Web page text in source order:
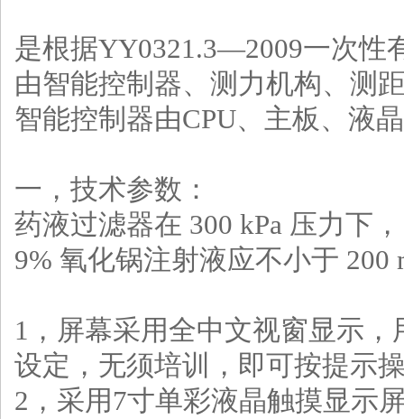
是根据YY0321.3—2009一次性
由智能控制器、测力机构、测
智能控制器由CPU、主板、液
一，技术参数：
药液过滤器在 300 kPa 压力下
9% 氧化锅注射液应不小于 200
1，屏幕采用全中文视窗显示
设定，无须培训，即可按提示
2，采用7寸单彩液晶触摸显示